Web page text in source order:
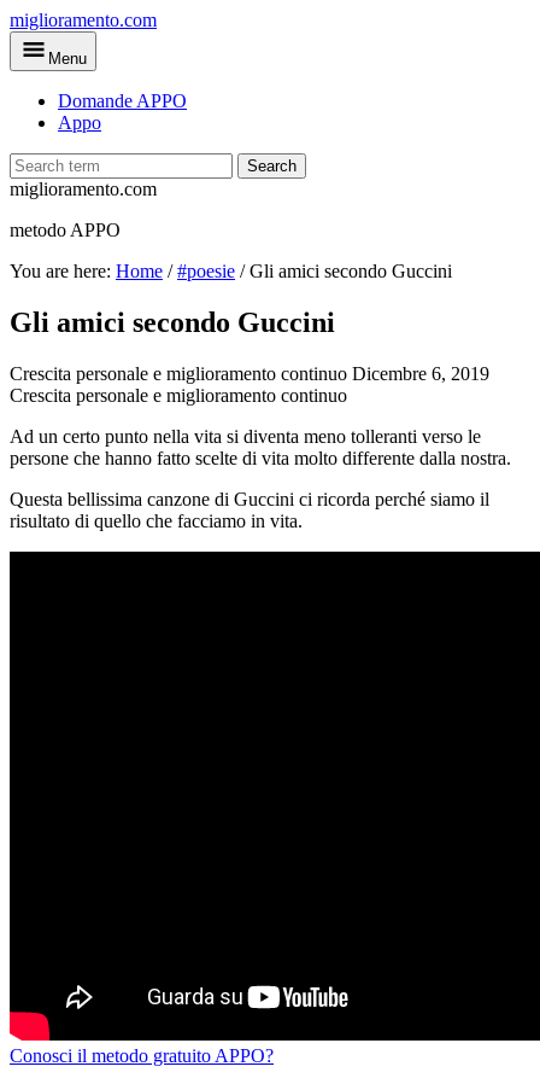
Skip
to
main
miglioramento.com
Menu
Domande APPO
Appo
Search
miglioramento.com
metodo APPO
You are here: Home /#poesie /Gli amici secondo Guccini
Gli amici secondo Guccini
Crescita personale e miglioramento continuo Dicembre 6, 2019
Crescita personale e miglioramento continuo
Ad un certo punto nella vita si diventa meno tolleranti verso le
persone che hanno fatto scelte di vita molto differente dalla nostra.
Questa bellissima canzone di Guccini ci ricorda perché siamo il
risultato di quello che facciamo in vita.
Conosci il metodo gratuito APPO?